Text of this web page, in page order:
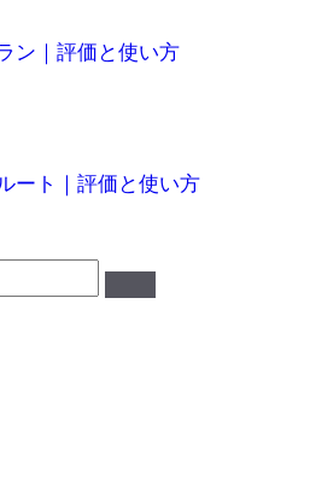
ン｜評価と使い方
ート｜評価と使い方